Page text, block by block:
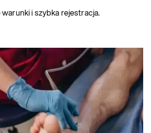
i szybka rejestracja.